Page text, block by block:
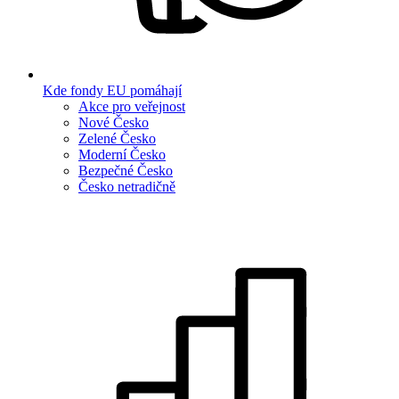
Kde fondy EU pomáhají
Akce pro veřejnost
Nové Česko
Zelené Česko
Moderní Česko
Bezpečné Česko
Česko netradičně